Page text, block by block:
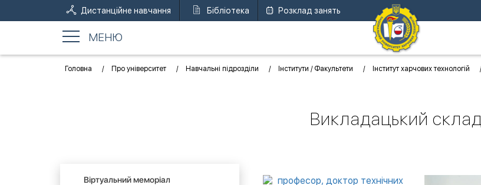
Дистанційне навчання Бібліотека Розклад занять
МЕНЮ
Головна Про університет Навчальні підрозділи Інститути / Факультети Інститут харчових технологій
Викладацький склад
Віртуальний меморіал